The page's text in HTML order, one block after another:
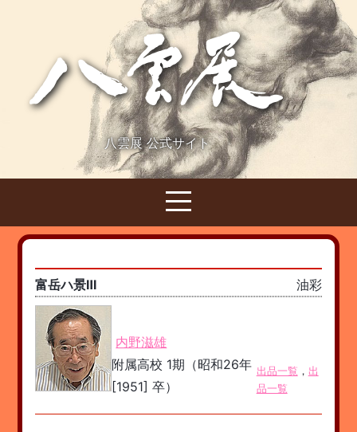
八雲展 公式サイト
富岳ハ景Ⅲ 油彩
内野滋雄
附属高校 1期（昭和26年
[1951] 卒）
出品一覧 ， 出
品一覧